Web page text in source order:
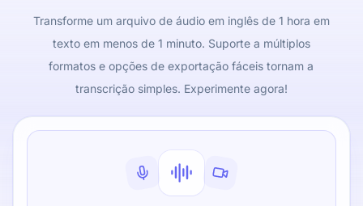
Transforme um arquivo de áudio em inglês de 1 hora em
texto em menos de 1 minuto. Suporte a múltiplos
formatos e opções de exportação fáceis tornam a
transcrição simples. Experimente agora!